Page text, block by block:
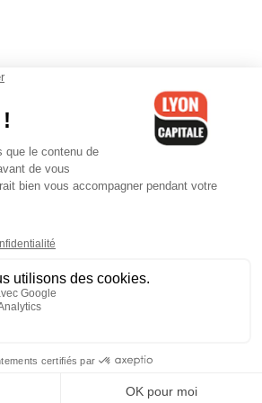
Mentions légales-CGV-Politique de
des cookies
Cedex 06